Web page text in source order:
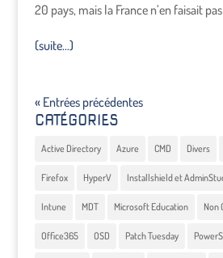
20 pays, mais la France n’en faisait
(suite…)
« Entrées précédentes
CATÉGORIES
Active Directory Azure CMD Divers
Firefox HyperV Installshield et
Intune MDT Microsoft Education Non
Office365 OSD Patch Tuesday